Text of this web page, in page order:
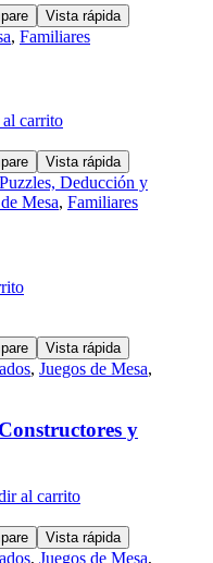
Vista rápida
, Familiares
carrito
Vista rápida
Puzzles, Deducción y
Mesa, Familiares
Vista rápida
, Juegos de Mesa,
y
al carrito
Vista rápida
, Juegos de Mesa,